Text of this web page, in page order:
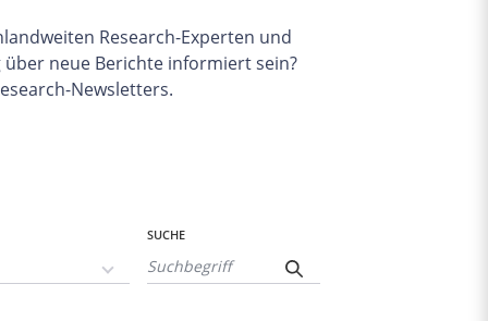
Research-Experten und
neue Berichte informiert sein?
Newsletters.
SUCHE